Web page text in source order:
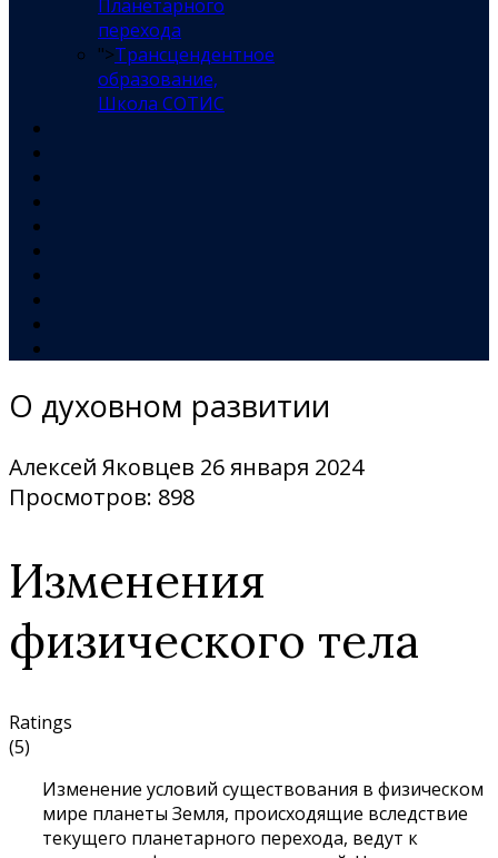
Планетарного
перехода
">Трансцендентное
образование,
Школа СОТИС
О духовном развитии
Алексей Яковцев 26 января 2024
Просмотров: 898
Изменения
физического тела
Ratings
(5)
Изменение условий существования в физическом
мире планеты Земля, происходящие вследствие
текущего планетарного перехода, ведут к